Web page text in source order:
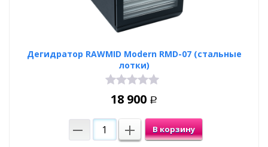
Дегидратор RAWMID Modern RMD-07 (стальные
лотки)
18 900 Р
В корзину